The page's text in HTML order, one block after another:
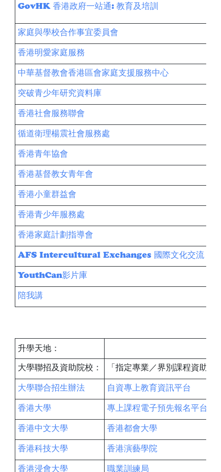
GovHK 香港政府一站通: 教育及培訓
家庭與學校合作事宜委員會
香港明愛家庭服務
中華基督教會香港區會家庭支援服務中心
突破青少年研究資料庫
香港社會服務聯會
循道衛理楊震社會服務處
香港青年協會
香港基督教女青年會
香港小童群益會
香港青少年服務處
香港家庭計劃指導會
AFS Intercultural Exchanges 國際文化交流
YouthCan影片庫
陪我講
升學天地：
大學聯招及資助院校： 「指定專業／界別課程資助計
大學聯合招生辦法 自資專上教育資訊平台
香港大學 專上課程電子預先報名平台
香港中文大學 香港都會大學
香港科技大學 香港演藝學院
香港浸會大學 職業訓練局